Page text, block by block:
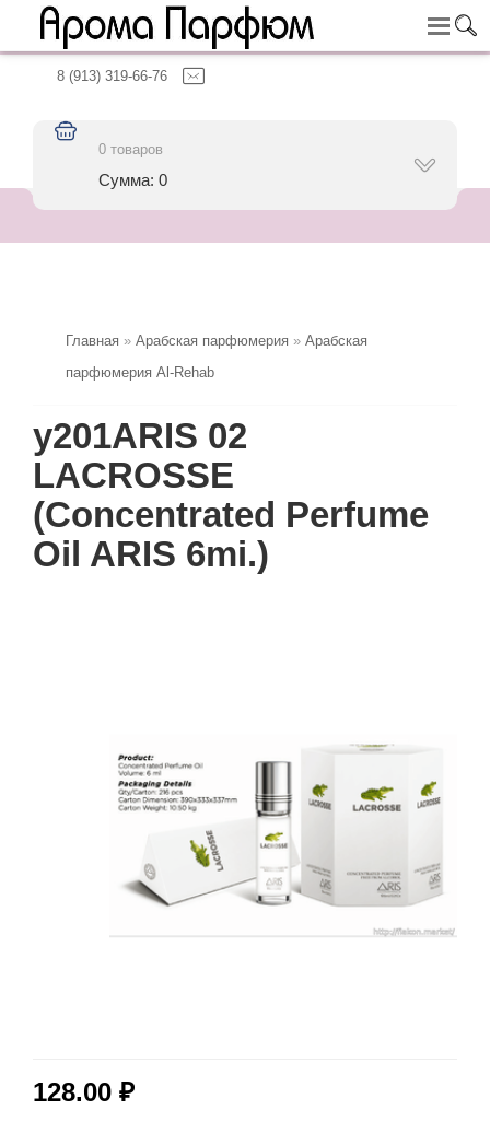
8 (913) 319-66-76
0 товаров
Сумма: 0
Главная » Арабская парфюмерия » Арабская
парфюмерия Al-Rehab
y201ARIS 02
LACROSSE
(Concentrated Perfume
Oil ARIS 6mi.)
128.00 ₽